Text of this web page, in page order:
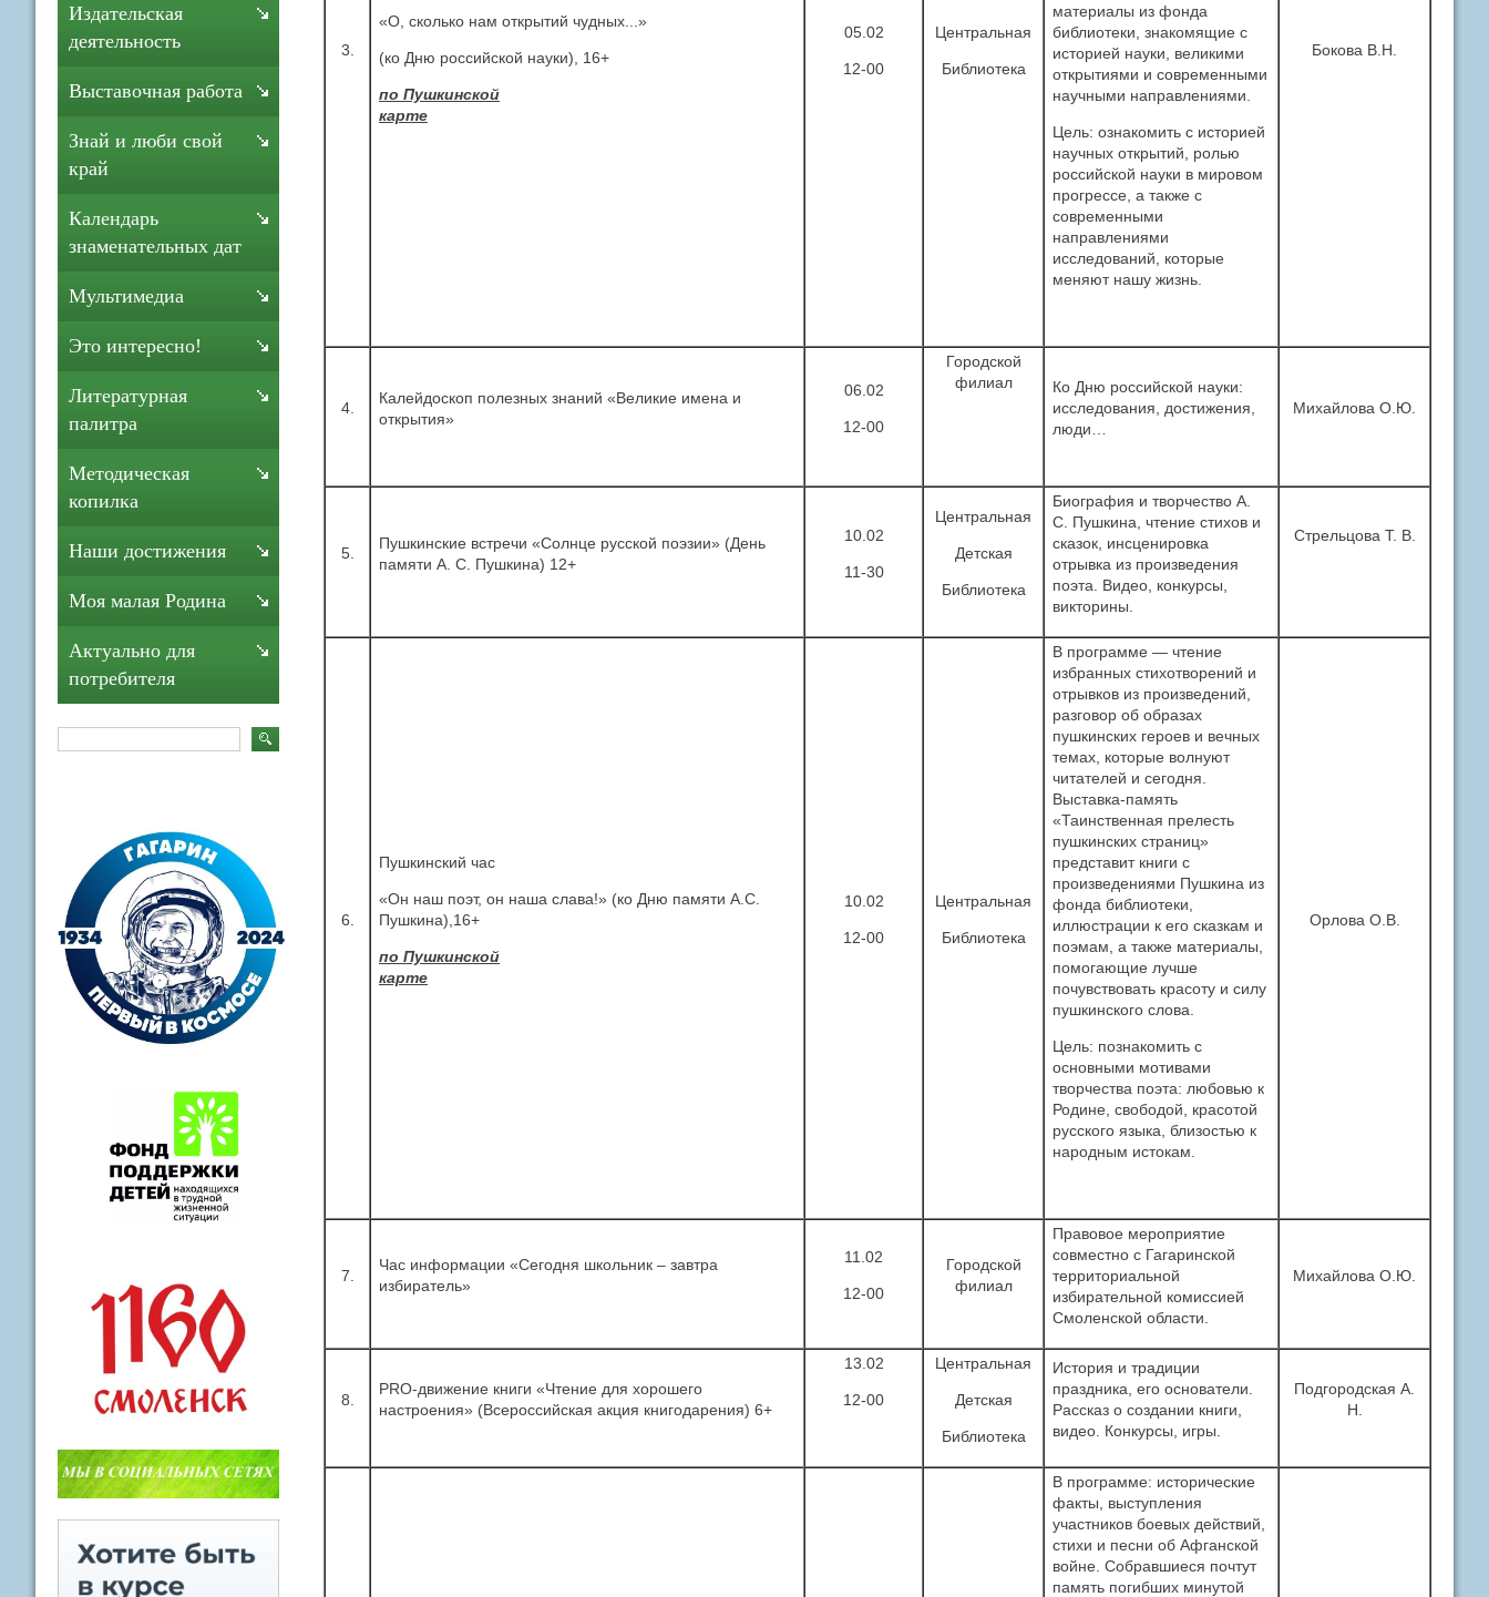
3.
«О, сколько нам открытий чудных...»
(ко Дню российской науки), 16+
по Пушкинской
карте
05.02
12-00
Центральная
Библиотека
материалы из фонда
библиотеки, знакомящие с
историей науки, великими
открытиями и современными
научными направлениями.
Цель: ознакомить с историей
научных открытий, ролью
российской науки в мировом
прогрессе, а также с
современными
направлениями
исследований, которые
меняют нашу жизнь.
Бокова В.Н.
4.
Калейдоскоп полезных знаний «Великие имена и
открытия»
06.02
12-00
Городской
филиал
Ко Дню российской науки:
исследования, достижения,
люди…
Михайлова О.Ю.
5.
Пушкинские встречи «Солнце русской поэзии» (День
памяти А. С. Пушкина) 12+
10.02
11-30
Центральная
Детская
Библиотека
Биография и творчество А.
С. Пушкина, чтение стихов и
сказок, инсценировка
отрывка из произведения
поэта. Видео, конкурсы,
викторины.
Стрельцова Т. В.
6.
Пушкинский час
«Он наш поэт, он наша слава!» (ко Дню памяти А.С.
Пушкина),16+
по Пушкинской
карте
10.02
12-00
Центральная
Библиотека
В программе — чтение
избранных стихотворений и
отрывков из произведений,
разговор об образах
пушкинских героев и вечных
темах, которые волнуют
читателей и сегодня.
Выставка-память
«Таинственная прелесть
пушкинских страниц»
представит книги с
произведениями Пушкина из
фонда библиотеки,
иллюстрации к его сказкам и
поэмам, а также материалы,
помогающие лучше
почувствовать красоту и силу
пушкинского слова.
Цель: познакомить с
основными мотивами
творчества поэта: любовью к
Родине, свободой, красотой
русского языка, близостью к
народным истокам.
Орлова О.В.
7.
Час информации «Сегодня школьник – завтра
избиратель»
11.02
12-00
Городской
филиал
Правовое мероприятие
совместно с Гагаринской
территориальной
избирательной комиссией
Смоленской области.
Михайлова О.Ю.
8.
PRO-движение книги «Чтение для хорошего
настроения» (Всероссийская акция книгодарения) 6+
13.02
12-00
Центральная
Детская
Библиотека
История и традиции
праздника, его основатели.
Рассказ о создании книги,
видео. Конкурсы, игры.
Подгородская А.
Н.
В программе: исторические
факты, выступления
участников боевых действий,
стихи и песни об Афганской
войне. Собравшиеся почтут
память погибших минутой
Издательская
деятельность
Выставочная работа
Знай и люби свой
край
Календарь
знаменательных дат
Мультимедиа
Это интересно!
Литературная
палитра
Методическая
копилка
Наши достижения
Моя малая Родина
Актуально для
потребителя